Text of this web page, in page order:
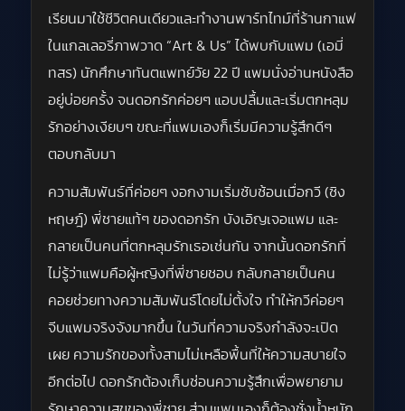
เรียนมาใช้ชีวิตคนเดียวและทำงานพาร์ทไทม์ที่ร้านกาแฟ
ในแกลเลอรี่ภาพวาด “Art & Us” ได้พบกับแพม (เอมี่
ทสร) นักศึกษาทันตแพทย์วัย 22 ปี แพมนั่งอ่านหนังสือ
อยู่บ่อยครั้ง จนดอกรักค่อยๆ แอบปลื้มและเริ่มตกหลุม
รักอย่างเงียบๆ ขณะที่แพมเองก็เริ่มมีความรู้สึกดีๆ
ตอบกลับมา
ความสัมพันธ์ที่ค่อยๆ งอกงามเริ่มซับซ้อนเมื่อกวี (ซิง
หฤษฎ์) พี่ชายแท้ๆ ของดอกรัก บังเอิญเจอแพม และ
กลายเป็นคนที่ตกหลุมรักเธอเช่นกัน จากนั้นดอกรักที่
ไม่รู้ว่าแพมคือผู้หญิงที่พี่ชายชอบ กลับกลายเป็นคน
คอยช่วยทางความสัมพันธ์โดยไม่ตั้งใจ ทำให้กวีค่อยๆ
จีบแพมจริงจังมากขึ้น ในวันที่ความจริงกำลังจะเปิด
เผย ความรักของทั้งสามไม่เหลือพื้นที่ให้ความสบายใจ
อีกต่อไป ดอกรักต้องเก็บซ่อนความรู้สึกเพื่อพยายาม